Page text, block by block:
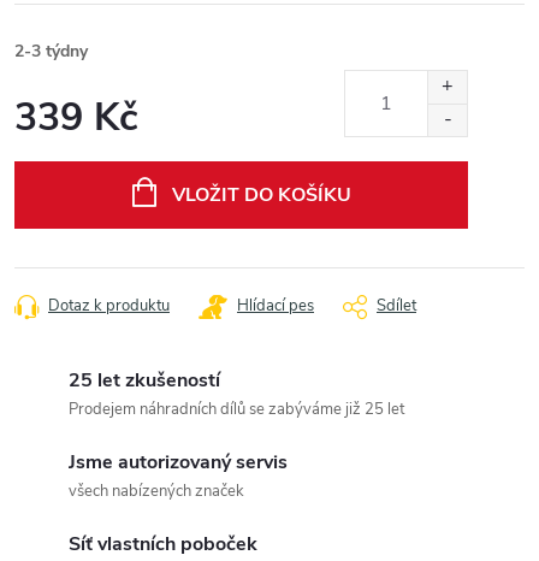
2-3 týdny
339 Kč
VLOŽIT DO KOŠÍKU
Dotaz k produktu Hlídací pes Sdílet
25 let zkušeností
Prodejem náhradních dílů se zabýváme již 25 let
Jsme autorizovaný servis
všech nabízených značek
Síť vlastních poboček